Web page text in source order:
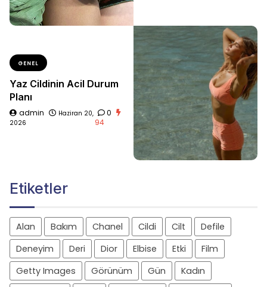
GENEL
Yaz Cildinin Acil Durum
Planı
admin
Haziran 20,
2026
0
94
Etiketler
Alan Bakım Chanel Cildi Cilt
Defile
Deneyim
Deri Dior Elbise Etki
Film
Getty Images
Görünüm Gün Kadın